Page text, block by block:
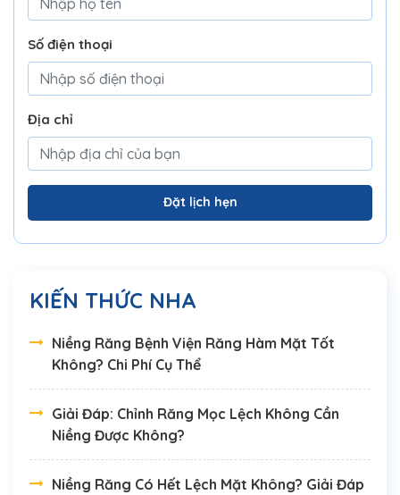
Số điện thoại
Địa chỉ
Đặt lịch hẹn
KIẾN THỨC NHA
Niềng Răng Bệnh Viện Răng Hàm Mặt Tốt
Không? Chi Phí Cụ Thể
Giải Đáp: Chỉnh Răng Mọc Lệch Không Cần
Niềng Được Không?
Niềng Răng Có Hết Lệch Mặt Không? Giải Đáp